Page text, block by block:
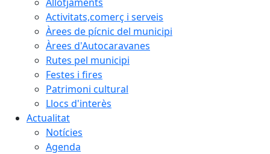
Activitats,comerç i serveis
Àrees de pícnic del municipi
Àrees d'Autocaravanes
Rutes pel municipi
Festes i fires
Patrimoni cultural
Llocs d'interès
Actualitat
Notícies
Agenda